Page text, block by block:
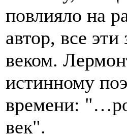
повлияло на
автор, все
веком.
истинному
времени:
век".